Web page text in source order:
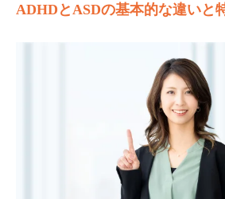
ADHDとASDの基本的な違いと